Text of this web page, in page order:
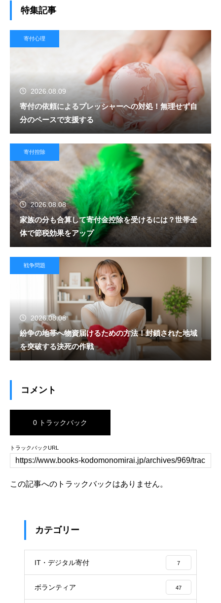
特集記事
寄付心理
2026.08.09
寄付の依頼によるプレッシャーへの対処！無理せず自
分のペースで支援する
寄付控除
2026.08.08
家族の分も合算して寄付金控除を受けるには？世帯全
体で節税効果をアップ
戦争問題
2026.08.08
紛争の地帯へ物資届けるための方法！封鎖された地域
を突破する決死の作戦
コメント
0 トラックバック
トラックバックURL
この記事へのトラックバックはありません。
カテゴリー
IT・デジタル寄付 7
ボランティア 47